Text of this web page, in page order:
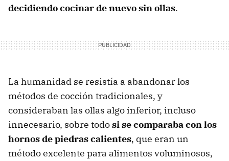
decidiendo cocinar de nuevo sin ollas.
La humanidad se resistía a abandonar los
métodos de cocción tradicionales, y
consideraban las ollas algo inferior, incluso
innecesario, sobre todosi se comparaba con los
hornos de piedras calientes, que eran un
método excelente para alimentos voluminosos,